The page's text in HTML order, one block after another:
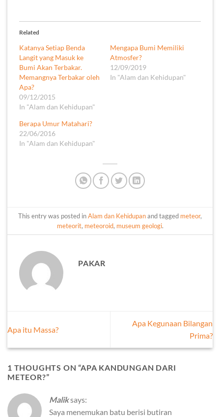
Related
Katanya Setiap Benda
Langit yang Masuk ke
Bumi Akan Terbakar.
Memangnya Terbakar oleh
Apa?
09/12/2015
In "Alam dan Kehidupan"
Mengapa Bumi Memiliki
Atmosfer?
12/09/2019
In "Alam dan Kehidupan"
Berapa Umur Matahari?
22/06/2016
In "Alam dan Kehidupan"
This entry was posted inAlam dan Kehidupanand tagged meteor,
meteorit, meteoroid, museum geologi.
PAKAR
Apa itu Massa?
Apa Kegunaan Bilangan
Prima?
1 THOUGHTS ON “APA KANDUNGAN DARI
METEOR?”
Maliksays:
Saya menemukan batu berisi butiran